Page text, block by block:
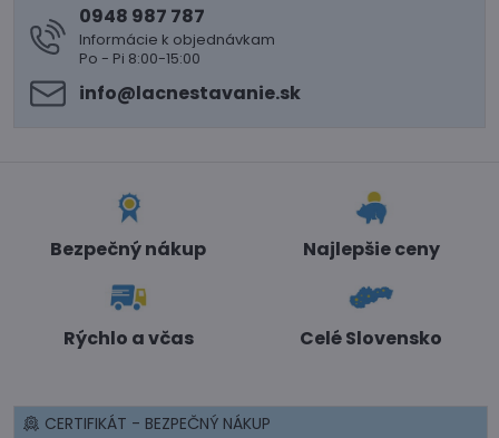
0948 987 787
Informácie k objednávkam
Po - Pi 8:00-15:00
info​@lacnestavanie​.sk
Bezpečný nákup Najlepšie ceny
Rýchlo a včas Celé Slovensko
CERTIFIKÁT - BEZPEČNÝ NÁKUP